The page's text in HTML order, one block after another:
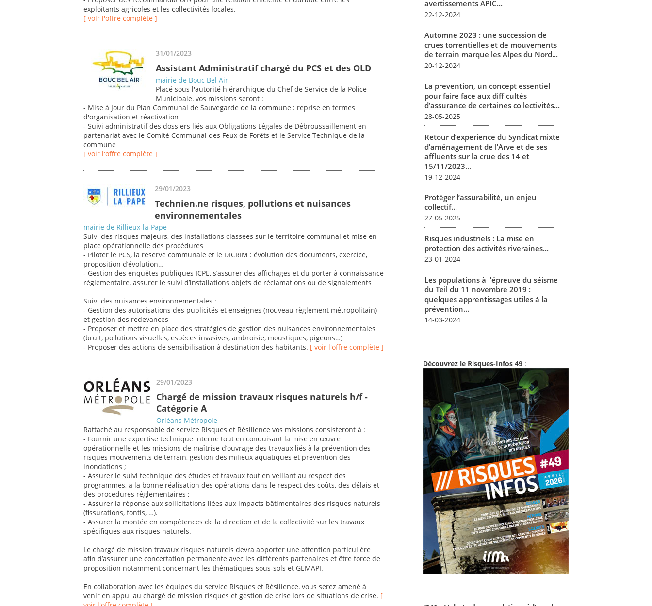
exploitants agricoles et les collectivités locales.
[ voir l'offre complète ]
31/01/2023
Assistant Administratif chargé du PCS et des OLD
mairie de Bouc Bel Air
Placé sous l'autorité hiérarchique du Chef de Service de la Police
Municipale, vos missions seront :
- Mise à Jour du Plan Communal de Sauvegarde de la commune : reprise en termes
d'organisation et réactivation
- Suivi administratif des dossiers liés aux Obligations Légales de Débroussaillement en
partenariat avec le Comité Communal des Feux de Forêts et le Service Technique de la
commune
[ voir l'offre complète ]
29/01/2023
Technien.ne risques, pollutions et nuisances
environnementales
mairie de Rillieux-la-Pape
Suivi des risques majeurs, des installations classées sur le territoire communal et mise en
place opérationnelle des procédures
- Piloter le PCS, la réserve communale et le DICRIM : évolution des documents, exercice,
proposition d’évolution…
- Gestion des enquêtes publiques ICPE, s’assurer des affichages et du porter à connaissance
réglementaire, assurer le suivi d’installations objets de réclamations ou de signalements
Suivi des nuisances environnementales :
- Gestion des autorisations des publicités et enseignes (nouveau règlement métropolitain)
et gestion des redevances
- Proposer et mettre en place des stratégies de gestion des nuisances environnementales
(bruit, pollutions visuelles, espèces invasives, ambroisie, moustiques, pigeons…)
- Proposer des actions de sensibilisation à destination des habitants. [ voir l'offre complète ]
29/01/2023
Chargé de mission travaux risques naturels h/f -
Catégorie A
Orléans Métropole
Rattaché au responsable de service Risques et Résilience vos missions consisteront à :
- Fournir une expertise technique interne tout en conduisant la mise en œuvre
opérationnelle et les missions de maîtrise d’ouvrage des travaux liés à la prévention des
risques mouvements de terrain, gestion des milieux aquatiques et prévention des
inondations ;
- Assurer le suivi technique des études et travaux tout en veillant au respect des
programmes, à la bonne réalisation des opérations dans le respect des coûts, des délais et
des procédures réglementaires ;
- Assurer la réponse aux sollicitations liées aux impacts bâtimentaires des risques naturels
(fissurations, fontis, …).
- Assurer la montée en compétences de la direction et de la collectivité sur les travaux
spécifiques aux risques naturels.
Le chargé de mission travaux risques naturels devra apporter une attention particulière
afin d’assurer une concertation permanente avec les différents partenaires et être force de
proposition notamment concernant les thématiques sous-sols et GEMAPI.
En collaboration avec les équipes du service Risques et Résilience, vous serez amené à
venir en appui au chargé de mission risques et gestion de crise lors de situations de crise. [
avertissements APIC...
22-12-2024
Automne 2023 : une succession de
crues torrentielles et de mouvements
de terrain marque les Alpes du Nord...
20-12-2024
La prévention, un concept essentiel
pour faire face aux difficultés
d’assurance de certaines collectivités...
28-05-2025
Retour d’expérience du Syndicat mixte
d’aménagement de l’Arve et de ses
affluents sur la crue des 14 et
15/11/2023...
19-12-2024
Protéger l’assurabilité, un enjeu
collectif...
27-05-2025
Risques industriels : La mise en
protection des activités riveraines...
23-01-2024
Les populations à l’épreuve du séisme
du Teil du 11 novembre 2019 :
quelques apprentissages utiles à la
prévention...
14-03-2024
Découvrez le Risques-Infos 49 :